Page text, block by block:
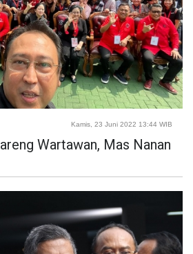
Kamis, 23 Juni 2022 13:44 WIB
Wartawan, Mas Nanan